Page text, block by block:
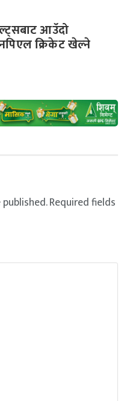
आउँदो
क्रिकेट खेल्ने
Required fields